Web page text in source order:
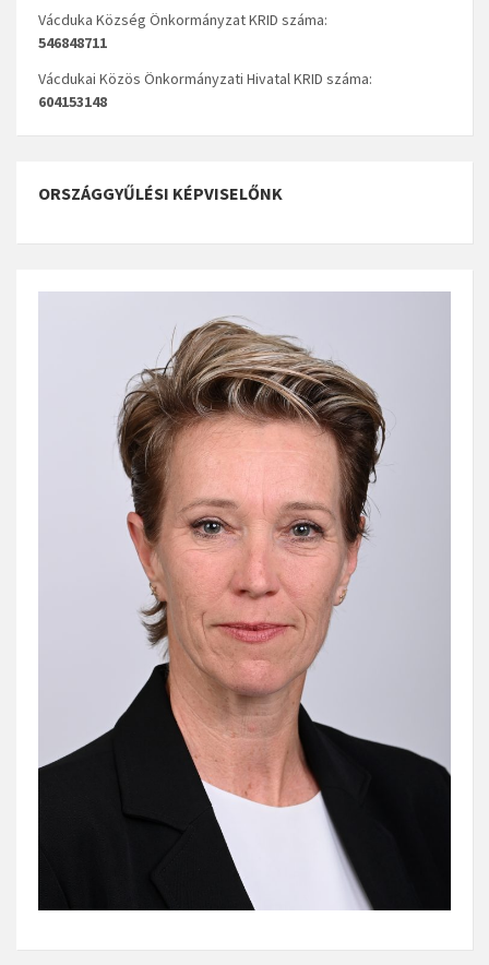
Vácduka Község Önkormányzat KRID száma:
546848711
Vácdukai Közös Önkormányzati Hivatal KRID száma:
604153148
ORSZÁGGYŰLÉSI KÉPVISELŐNK